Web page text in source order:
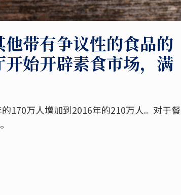
带有争议性的食品的
始开辟素食市场，满
170万人增加到2016年的210万人。对于餐